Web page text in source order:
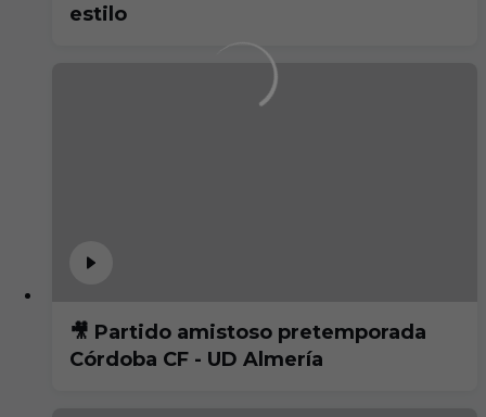
estilo
🎥 Partido amistoso pretemporada
Córdoba CF - UD Almería